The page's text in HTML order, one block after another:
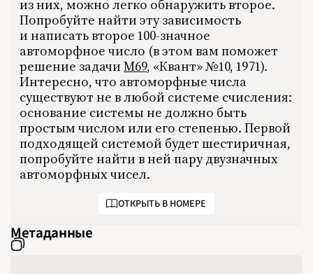
из них, можно легко обнаружить второе.
Попробуйте найти эту зависимость
и написать второе 100-значное
автоморфное число (в этом вам поможет
решение задачиМ69, «Квант» №10, 1971).
Интересно, что автоморфные числа
существуют не в любой системе счисления:
основание системы не должно быть
простым числом или его степенью. Первой
подходящей системой будет шестиричная,
попробуйте найти в ней пару двузначных
автоморфных чисел.
ОТКРЫТЬ В НОМЕРЕ
Метаданные